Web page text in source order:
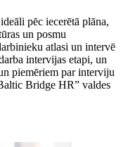
pēc iecerētā plāna,
un posmu
atlasi un intervē
intervijas etapi, un
piemēriem par interviju
Bridge HR” valdes